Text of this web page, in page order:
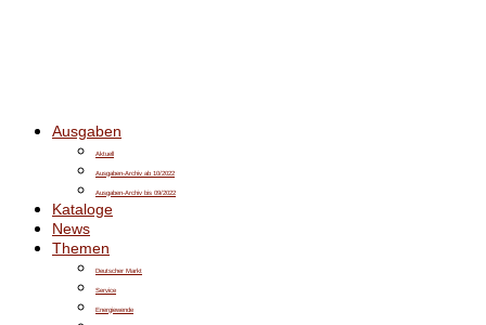
Ausgaben
Aktuell
Ausgaben-Archiv ab 10/2022
Ausgaben-Archiv bis 09/2022
Kataloge
News
Themen
Deutscher Markt
Service
Energiewende